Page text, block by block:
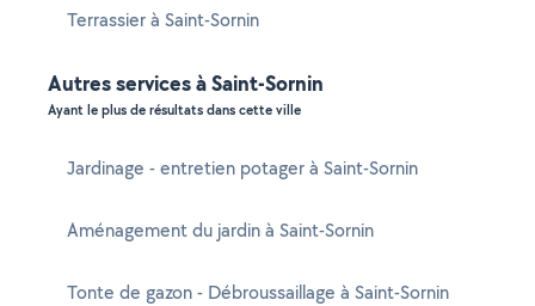
Terrassier à Saint-Sornin
Autres services à Saint-Sornin
Ayant le plus de résultats dans cette ville
Jardinage - entretien potager à Saint-Sornin
Aménagement du jardin à Saint-Sornin
Tonte de gazon - Débroussaillage à Saint-Sornin